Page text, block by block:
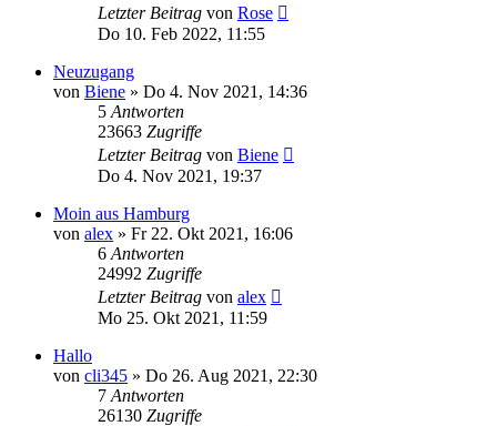
Letzter Beitrag von Rose
Do 10. Feb 2022, 11:55
Neuzugang
von Biene » Do 4. Nov 2021, 14:36
5 Antworten
23663 Zugriffe
Letzter Beitrag von Biene
Do 4. Nov 2021, 19:37
Moin aus Hamburg
von alex » Fr 22. Okt 2021, 16:06
6 Antworten
24992 Zugriffe
Letzter Beitrag von alex
Mo 25. Okt 2021, 11:59
Hallo
von cli345 » Do 26. Aug 2021, 22:30
7 Antworten
26130 Zugriffe